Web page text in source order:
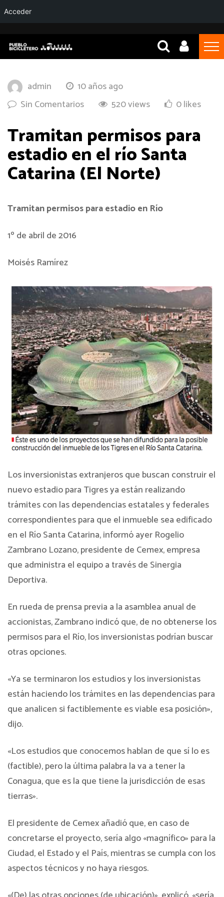
admin
10 años ago
Sin Comentarios
520 views 0 likes
Tramitan permisos para
estadio en el río Santa
Catarina (El Norte)
Tramitan permisos para estadio en Río
1º de abril de 2016
Moisés Ramírez
Los inversionistas extranjeros que buscan construir el
nuevo estadio para Tigres ya están realizando
trámites con las dependencias estatales y federales
correspondientes para que el inmueble sea edificado
en el Río Santa Catarina, informó ayer Rogelio
Zambrano Lozano, presidente de Cemex, empresa
que administra el equipo a través de Sinergia
Deportiva.
En rueda de prensa previa a la asamblea anual de
accionistas, Zambrano indicó que, de no obtenerse los
permisos para el Río, los inversionistas podrían buscar
otras opciones.
«Ya se terminaron los estudios y los inversionistas
están haciendo los trámites en las dependencias para
que analicen si factiblemente es viable esa posición»,
dijo.
«Los estudios que conocemos hablan de que sí lo es
(factible), pero la última palabra la va a tener la
Conagua, que es la que tiene la jurisdicción de esas
tierras».
El presidente de Cemex añadió que, en caso de
concretarse el proyecto, sería algo «magnífico» para la
Ciudad, el Estado y el País, mientras se cumpla con los
aspectos técnicos y no haya riesgos.
Acceder